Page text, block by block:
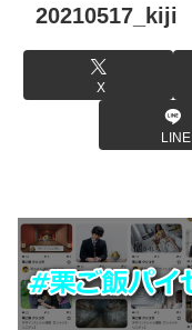
20210517_kiji
X
LINE